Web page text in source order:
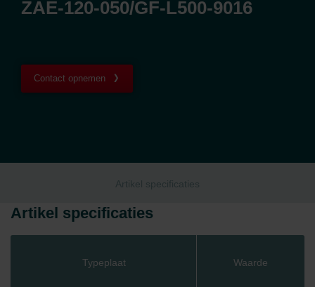
ZAE-120-050/GF-L500-9016
Contact opnemen
Artikel specificaties
Artikel specificaties
Typeplaat Waarde